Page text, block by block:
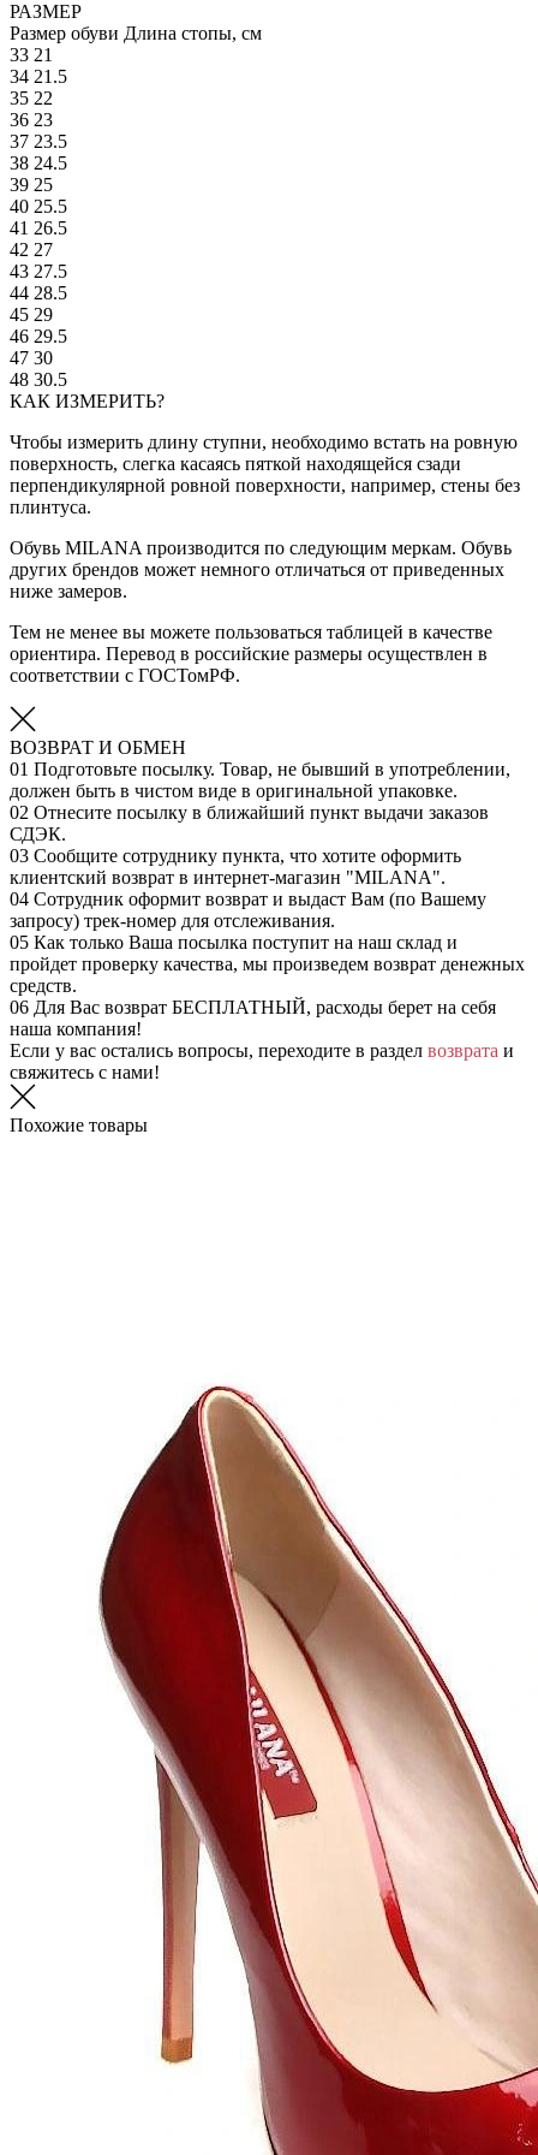
РАЗМЕР
Размер обуви Длина стопы, см
33 21
34 21.5
35 22
36 23
37 23.5
38 24.5
39 25
40 25.5
41 26.5
42 27
43 27.5
44 28.5
45 29
46 29.5
47 30
48 30.5
КАК ИЗМЕРИТЬ?
Чтобы измерить длину ступни, необходимо встать на ровную
поверхность, слегка касаясь пяткой находящейся сзади
перпендикулярной ровной поверхности, например, стены без
плинтуса.
Обувь MILANA производится по следующим меркам. Обувь
других брендов может немного отличаться от приведенных
ниже замеров.
Тем не менее вы можете пользоваться таблицей в качестве
ориентира. Перевод в российские размеры осуществлен в
соответствии с ГОСТомРФ.
ВОЗВРАТ И ОБМЕН
01 Подготовьте посылку. Товар, не бывший в употреблении,
должен быть в чистом виде в оригинальной упаковке.
02 Отнесите посылку в ближайший пункт выдачи заказов
СДЭК.
03 Сообщите сотруднику пункта, что хотите оформить
клиентский возврат в интернет-магазин "MILANA".
04 Сотрудник оформит возврат и выдаст Вам (по Вашему
запросу) трек-номер для отслеживания.
05 Как только Ваша посылка поступит на наш склад и
пройдет проверку качества, мы произведем возврат денежных
средств.
06 Для Вас возврат БЕСПЛАТНЫЙ, расходы берет на себя
наша компания!
Если у вас остались вопросы, переходите в раздел возврата и
свяжитесь с нами!
Похожие товары